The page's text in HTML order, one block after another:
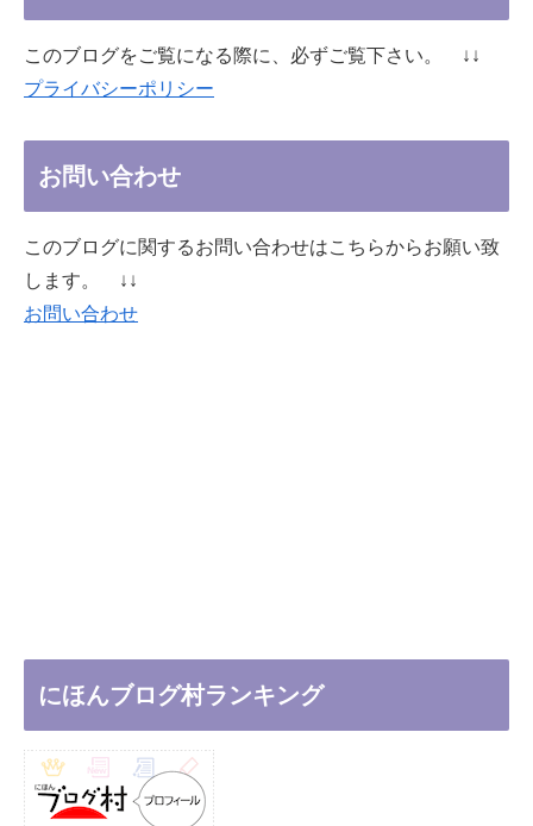
このブログをご覧になる際に、必ずご覧下さい。 ↓↓
プライバシーポリシー
お問い合わせ
このブログに関するお問い合わせはこちらからお願い致
します。 ↓↓
お問い合わせ
にほんブログ村ランキング